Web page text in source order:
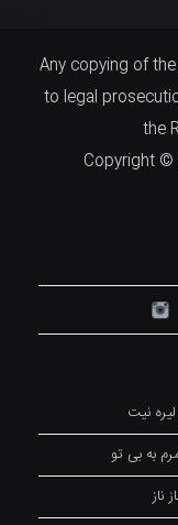
Any copying of
to legal
the
Copyright ©
نیت
بە بی تو
ناز